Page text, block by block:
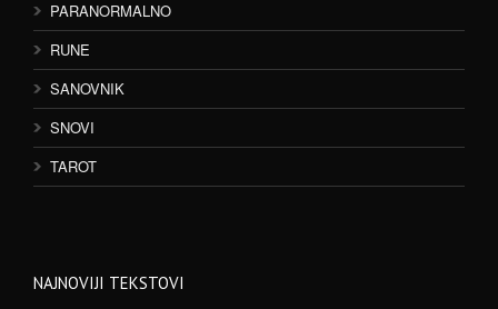
PARANORMALNO
RUNE
SANOVNIK
SNOVI
TAROT
NAJNOVIJI TEKSTOVI